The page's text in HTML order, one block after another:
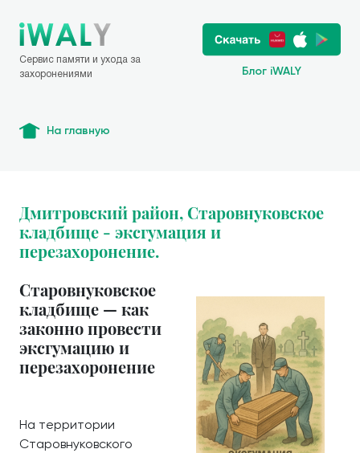
Сервис памяти и ухода за
захоронениями
Блог iWALY
На главную
Дмитровский район, Старовнуковское
кладбище - эксгумация и
перезахоронение.
Старовнуковское
кладбище — как
законно провести
эксгумацию и
перезахоронение
На территории
Старовнуковского